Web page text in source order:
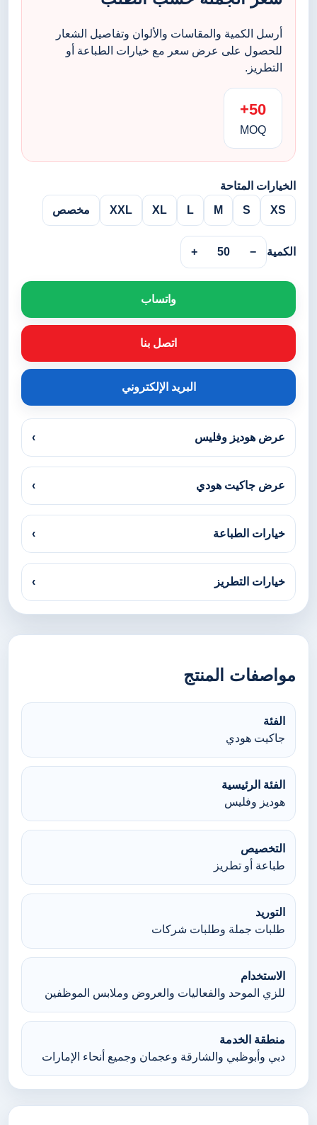
أرسل الكمية والمقاسات والألوان وتفاصيل الشعار
للحصول على عرض سعر مع خيارات الطباعة أو
التطريز.
50+
MOQ
الخيارات المتاحة
XS
S
M
L
XL
XXL مخصص
الكمية −
50
+
واتساب
اتصل بنا
البريد الإلكتروني
عرض هوديز وفليس ›
عرض جاكيت هودي ›
خيارات الطباعة ›
خيارات التطريز ›
مواصفات المنتج
الفئة
جاكيت هودي
الفئة الرئيسية
هوديز وفليس
التخصيص
طباعة أو تطريز
التوريد
طلبات جملة وطلبات شركات
الاستخدام
للزي الموحد والفعاليات والعروض وملابس الموظفين
منطقة الخدمة
دبي وأبوظبي والشارقة وعجمان وجميع أنحاء الإمارات